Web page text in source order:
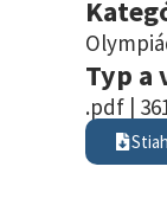
Typ a
.pdf |